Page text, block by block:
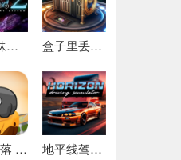
冷2妹妹的记忆 热门下载 盒子里丢失的碎片 安卓下载
节奏部落 安卓版 地平线驾驶模拟器 最新版